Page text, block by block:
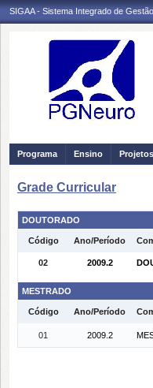
SIGAA - Sistema Integrado de
Programa Ensino
Grade Curricular
DOUTORADO
Código Ano/Período
02 2009.2
MESTRADO
Código Ano/Período
01 2009.2